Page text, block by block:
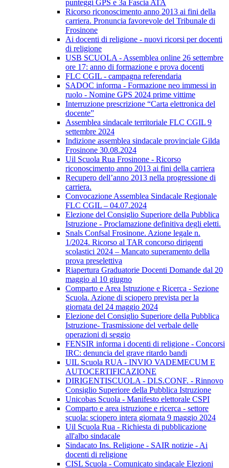
punteggi GPS e 3a Fascia ATA
Ricorso riconoscimento anno 2013 ai fini della
carriera. Pronuncia favorevole del Tribunale di
Frosinone
Ai docenti di religione - nuovi ricorsi per docenti
di religione
USB SCUOLA - Assemblea online 26 settembre
ore 17: anno di formazione e prova docenti
FLC CGIL - campagna referendaria
SADOC informa - Formazione neo immessi in
ruolo - Nomine GPS 2024 prime vittime
Interruzione prescrizione “Carta elettronica del
docente”
Assemblea sindacale territoriale FLC CGIL 9
settembre 2024
Indizione assemblea sindacale provinciale Gilda
Frosinone 30.08.2024
Uil Scuola Rua Frosinone - Ricorso
riconoscimento anno 2013 ai fini della carriera
Recupero dell’anno 2013 nella progressione di
carriera.
Convocazione Assemblea Sindacale Regionale
FLC CGIL – 04.07.2024
Elezione del Consiglio Superiore della Pubblica
Istruzione - Proclamazione definitiva degli eletti.
Snals Confsal Frosinone. Azione legale n.
1/2024. Ricorso al TAR concorso dirigenti
scolastici 2024 – Mancato superamento della
prova preselettiva
Riapertura Graduatorie Docenti Domande dal 20
maggio al 10 giugno
Comparto e Area Istruzione e Ricerca - Sezione
Scuola. Azione di sciopero prevista per la
giornata del 24 maggio 2024
Elezione del Consiglio Superiore della Pubblica
Istruzione- Trasmissione del verbale delle
operazioni di seggio
FENSIR informa i docenti di religione - Concorsi
IRC: denuncia del grave ritardo bandi
UIL Scuola RUA - INVIO VADEMECUM E
AUTOCERTIFICAZIONE
DIRIGENTISCUOLA - DI.S.CONF. - Rinnovo
Consiglio Superiore della Pubblica Istruzione
Unicobas Scuola - Manifesto elettorale CSPI
Comparto e area istruzione e ricerca - settore
scuola: sciopero intera giornata 9 maggio 2024
Uil Scuola Rua - Richiesta di pubblicazione
all'albo sindacale
Sindacato Ins. Religione - SAIR notizie - Ai
docenti di religione
CISL Scuola - Comunicato sindacale Elezioni